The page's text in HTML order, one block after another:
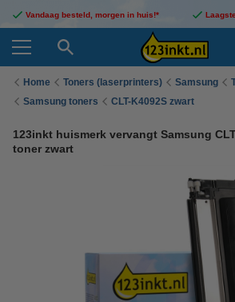
Vandaag besteld, morgen in huis!*
Home Toners (laserprinters) Samsung
Samsung toners
CLT-K4092S zwart
123inkt huismerk vervangt Samsung
toner zwart